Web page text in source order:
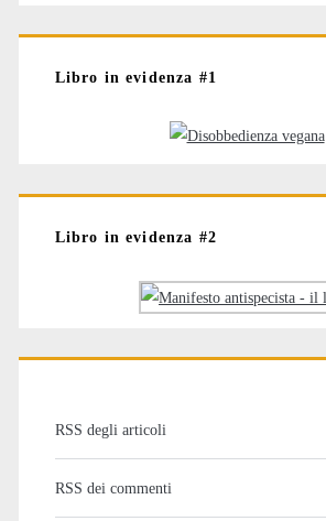
Libro in evidenza #1
Libro in evidenza #2
RSS degli articoli
RSS dei commenti